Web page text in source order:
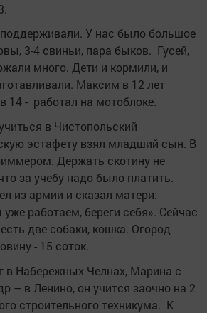
У нас было большое
3-4 свиньи, пара быков. Гусей,
много. Дети и кормили, и
Максим в 12 лет
14 - работал на мотоблоке.
в Чистопольский
эстафету взял младший сын. В
Держать скотину не
за учебу надо было платить.
из армии и сказал матери:
работаем, береги себя». Сейчас
две собаки, кошка. Огород
- 15 соток.
в Набережных Челнах, Марина с
– в Ленино, он учится заочно на 2
строительного техникума. К